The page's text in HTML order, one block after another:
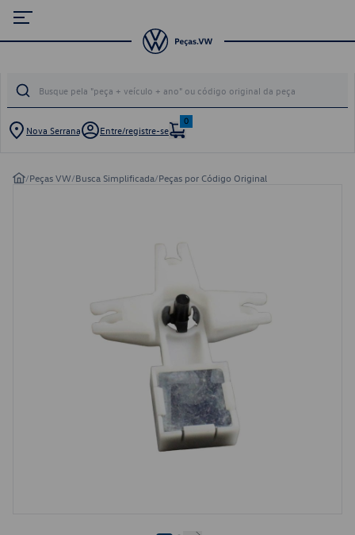
Nova Serrana Entre/registre-se
0
/Peças VW/Busca Simplificada/Peças por Código Original